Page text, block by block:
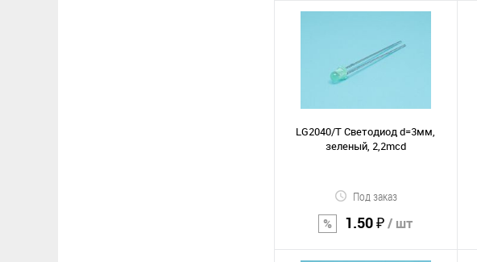
В корзину
Сравнение
LG2040/T Светодиод d=3мм,
зеленый, 2,2mcd
Под заказ
1.50 ₽/ шт